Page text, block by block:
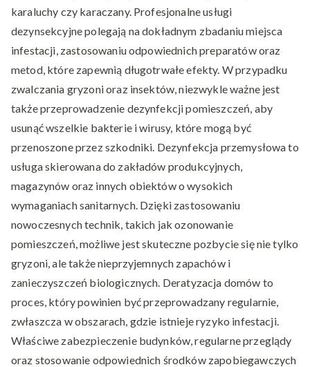
karaluchy czy karaczany. Profesjonalne usługi
dezynsekcyjne polegają na dokładnym zbadaniu miejsca
infestacji, zastosowaniu odpowiednich preparatów oraz
metod, które zapewnią długotrwałe efekty. W przypadku
zwalczania gryzoni oraz insektów, niezwykle ważne jest
także przeprowadzenie dezynfekcji pomieszczeń, aby
usunąć wszelkie bakterie i wirusy, które mogą być
przenoszone przez szkodniki. Dezynfekcja przemysłowa to
usługa skierowana do zakładów produkcyjnych,
magazynów oraz innych obiektów o wysokich
wymaganiach sanitarnych. Dzięki zastosowaniu
nowoczesnych technik, takich jak ozonowanie
pomieszczeń, możliwe jest skuteczne pozbycie się nie tylko
gryzoni, ale także nieprzyjemnych zapachów i
zanieczyszczeń biologicznych. Deratyzacja domów to
proces, który powinien być przeprowadzany regularnie,
zwłaszcza w obszarach, gdzie istnieje ryzyko infestacji.
Właściwe zabezpieczenie budynków, regularne przeglądy
oraz stosowanie odpowiednich środków zapobiegawczych